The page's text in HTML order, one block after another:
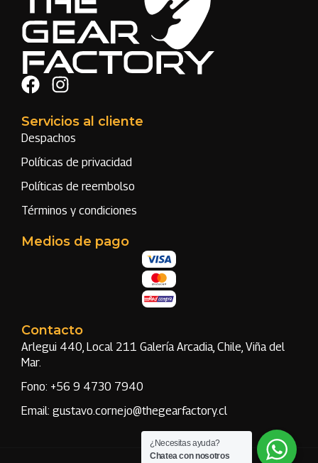
Servicios al cliente
Despachos
Políticas de privacidad
Políticas de reembolso
Términos y condiciones
Medios de pago
Contacto
Arlegui 440, Local 211 Galería Arcadia, Chile, Viña del
Mar.
Fono: +56 9 4730 7940
Email: gustavo.cornejo@thegearfactory.cl
¿Necesitas ayuda?
Chatea con nosotros